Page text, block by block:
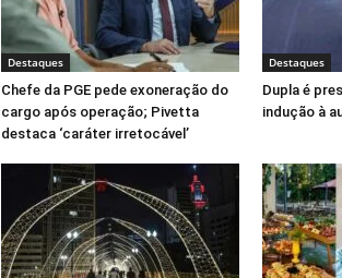
Destaques
Chefe da PGE pede exoneração do
cargo após operação; Pivetta
destaca ‘caráter irretocável’
Destaques
Dupla é
indução à